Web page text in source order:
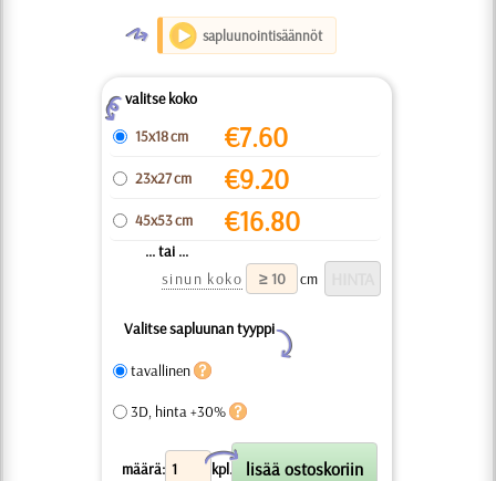
O sapluunointisäännöt
Zvalitse koko
15x18 cm
€7.60
23x27 cm €9.20
45x53 cm €16.80
... tai ...
sinun koko
cm
Valitse sapluunan tyyppi
Y
tavallinen
3D, hinta +30%
määrä: kpl.
X